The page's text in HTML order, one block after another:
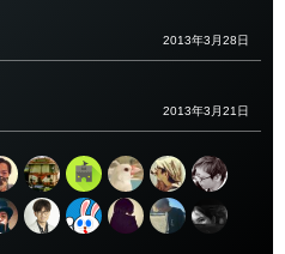
2013年3月28日
2013年3月21日